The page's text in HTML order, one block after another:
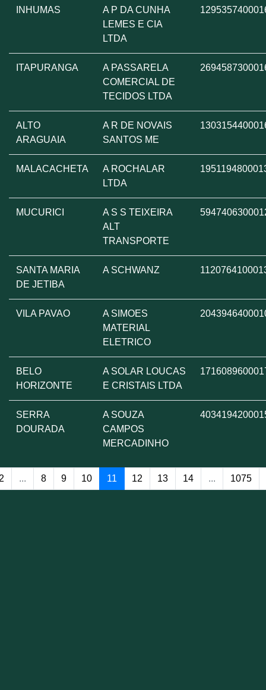
INHUMAS
A P DA CUNHA
LEMES E CIA
LTDA
ITAPURANGA
A PASSARELA
COMERCIAL DE
TECIDOS LTDA
ALTO
ARAGUAIA
A R DE NOVAIS
SANTOS ME
MALACACHETA
A ROCHALAR
LTDA
MUCURICI
A S S TEIXEIRA
ALT
TRANSPORTE
SANTA MARIA
DE JETIBA
A SCHWANZ
VILA PAVAO
A SIMOES
MATERIAL
ELETRICO
BELO
HORIZONTE
A SOLAR LOUCAS
E CRISTAIS LTDA
SERRA
DOURADA
A SOUZA
CAMPOS
MERCADINHO
... 8 9 10 11 12 13 14 ... 1075